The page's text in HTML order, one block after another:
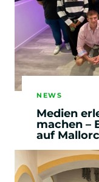
NEWS
Medien
machen –
auf